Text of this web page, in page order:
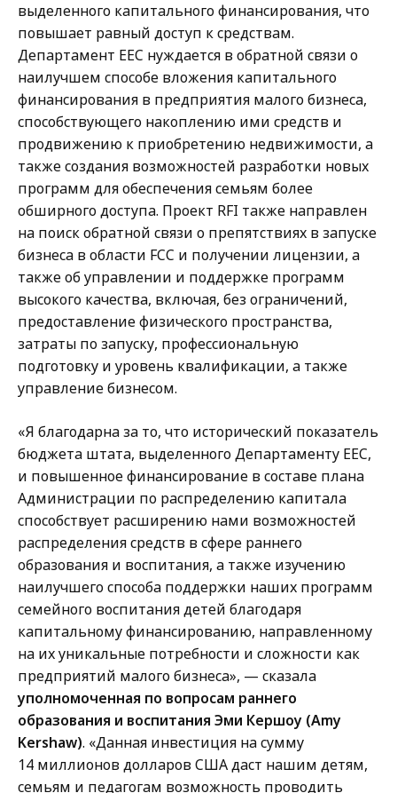
выделенного капитального финансирования, что
повышает равный доступ к средствам.
Департамент EEC нуждается в обратной связи о
наилучшем способе вложения капитального
финансирования в предприятия малого бизнеса,
способствующего накоплению ими средств и
продвижению к приобретению недвижимости, а
также создания возможностей разработки новых
программ для обеспечения семьям более
обширного доступа. Проект RFI также направлен
на поиск обратной связи о препятствиях в запуске
бизнеса в области FCC и получении лицензии, а
также об управлении и поддержке программ
высокого качества, включая, без ограничений,
предоставление физического пространства,
затраты по запуску, профессиональную
подготовку и уровень квалификации, а также
управление бизнесом.
«Я благодарна за то, что исторический показатель
бюджета штата, выделенного Департаменту EEC,
и повышенное финансирование в составе плана
Администрации по распределению капитала
способствует расширению нами возможностей
распределения средств в сфере раннего
образования и воспитания, а также изучению
наилучшего способа поддержки наших программ
семейного воспитания детей благодаря
капитальному финансированию, направленному
на их уникальные потребности и сложности как
предприятий малого бизнеса», — сказала
уполномоченная по вопросам раннего
образования и воспитания Эми Кершоу (Amy
Kershaw). «Данная инвестиция на сумму
14 миллионов долларов США даст нашим детям,
семьям и педагогам возможность проводить